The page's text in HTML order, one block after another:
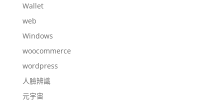
Wallet
web
Windows
woocommerce
wordpress
人臉辨識
元宇宙